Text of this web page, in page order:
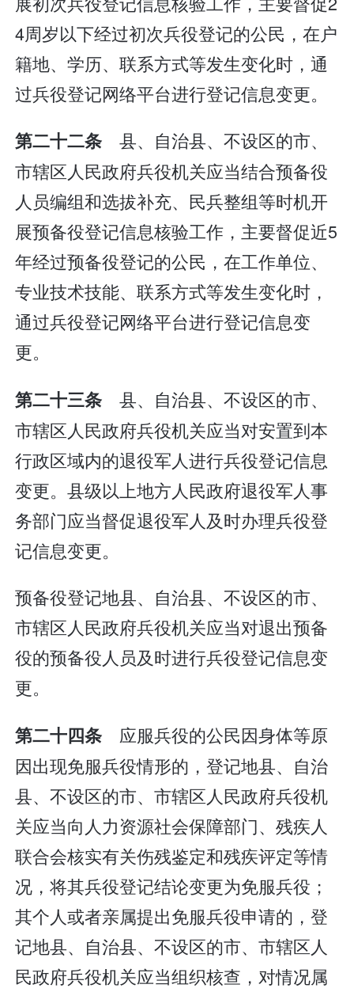
4周岁以下经过初次兵役登记的公民，在户
籍地、学历、联系方式等发生变化时，通
过兵役登记网络平台进行登记信息变更。
第二十二条 县、自治县、不设区的市、
市辖区人民政府兵役机关应当结合预备役
人员编组和选拔补充、民兵整组等时机开
展预备役登记信息核验工作，主要督促近5
年经过预备役登记的公民，在工作单位、
专业技术技能、联系方式等发生变化时，
通过兵役登记网络平台进行登记信息变
更。
第二十三条 县、自治县、不设区的市、
市辖区人民政府兵役机关应当对安置到本
行政区域内的退役军人进行兵役登记信息
变更。县级以上地方人民政府退役军人事
务部门应当督促退役军人及时办理兵役登
记信息变更。
预备役登记地县、自治县、不设区的市、
市辖区人民政府兵役机关应当对退出预备
役的预备役人员及时进行兵役登记信息变
更。
第二十四条 应服兵役的公民因身体等原
因出现免服兵役情形的，登记地县、自治
县、不设区的市、市辖区人民政府兵役机
关应当向人力资源社会保障部门、残疾人
联合会核实有关伤残鉴定和残疾评定等情
况，将其兵役登记结论变更为免服兵役；
其个人或者亲属提出免服兵役申请的，登
记地县、自治县、不设区的市、市辖区人
民政府兵役机关应当组织核查，对情况属